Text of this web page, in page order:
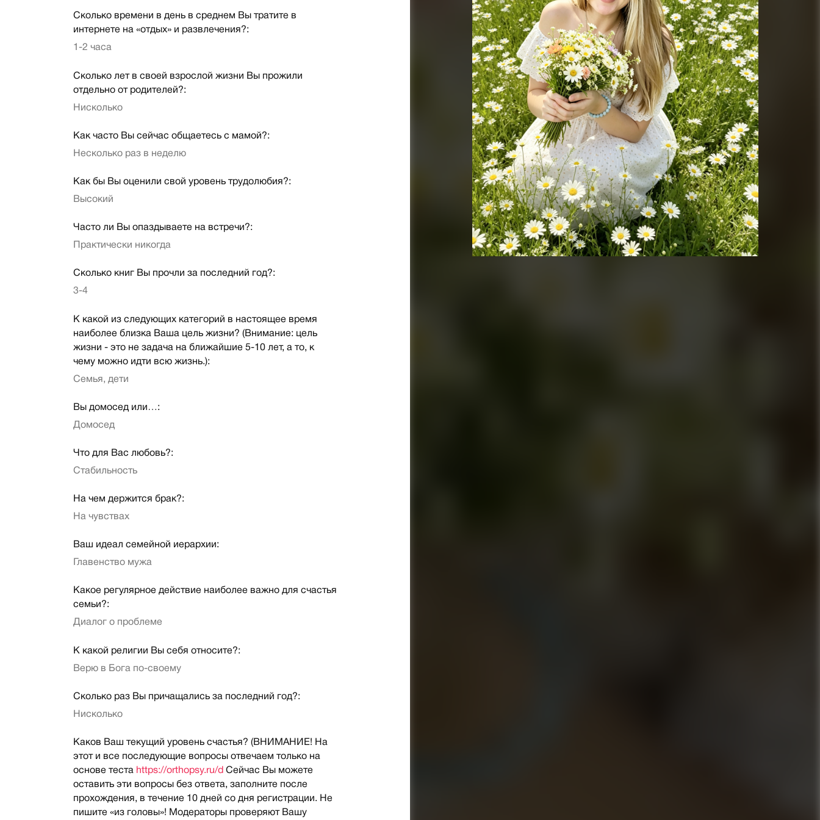
Сколько времени в день в среднем Вы тратите в
интернете на «отдых» и развлечения?:
1-2 часа
Сколько лет в своей взрослой жизни Вы прожили
отдельно от родителей?:
Нисколько
Как часто Вы сейчас общаетесь с мамой?:
Несколько раз в неделю
Как бы Вы оценили свой уровень трудолюбия?:
Высокий
Часто ли Вы опаздываете на встречи?:
Практически никогда
Сколько книг Вы прочли за последний год?:
3-4
К какой из следующих категорий в настоящее время
наиболее близка Ваша цель жизни? (Внимание: цель
жизни - это не задача на ближайшие 5-10 лет, а то, к
чему можно идти всю жизнь.):
Семья, дети
Вы домосед или…:
Домосед
Что для Вас любовь?:
Стабильность
На чем держится брак?:
На чувствах
Ваш идеал семейной иерархии:
Главенство мужа
Какое регулярное действие наиболее важно для счастья
семьи?:
Диалог о проблеме
К какой религии Вы себя относите?:
Верю в Бога по-своему
Сколько раз Вы причащались за последний год?:
Нисколько
Каков Ваш текущий уровень счастья? (ВНИМАНИЕ! На
этот и все последующие вопросы отвечаем только на
основе теста https://orthopsy.ru/d Сейчас Вы можете
оставить эти вопросы без ответа, заполните после
прохождения, в течение 10 дней со дня регистрации. Не
пишите «из головы»! Модераторы проверяют Вашу